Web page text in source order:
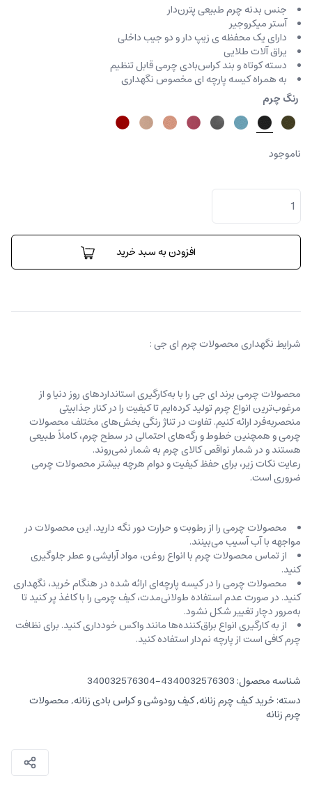
جنس بدنه چرم طبیعی پترن‌دار
آستر میکروجیر
دارای یک محفظه ی زیپ دار و دو جیب داخلی
یراق آلات طلایی
دسته کوتاه و بند کراس‌بادی چرمی قابل تنظیم
به همراه کیسه پارچه ای مخصوص نگهداری
رنگ چرم
ناموجود
کیف
کارینا
کوچک
عدد
افزودن به سبد خرید
شرایط نگهداری محصولات چرم ای جی :
محصولات چرمی برند ای جی را با به‌کارگیری استانداردهای روز دنیا و از
مرغوب‌ترین انواع چرم تولید کرده‌ایم تا کیفیت را در کنار جذابیتی
منحصربه‌فرد ارائه کنیم. تفاوت در تناژ رنگی بخش‌های مختلف محصولات
چرمی و همچنین خطوط و رگه‌‌های احتمالی در سطح چرم، کاملاً طبیعی
هستند و در شمار نواقص کالای چرم به شمار نمی‌روند.
رعایت نکات زیر، برای حفظ کیفیت و دوام هرچه بیشتر محصولات چرمی
ضروری است.
محصولات چرمی را از رطوبت و حرارت دور نگه دارید. این محصولات در
مواجهه با آب آسیب می‌بینند.
از تماس محصولات چرم با انواع روغن‌، مواد آرایشی و عطر جلوگیری
کنید.
محصولات چرمی را در کیسه‌ پارچه‌ای ارائه شده در هنگام خرید، ‌نگهداری
کنید. در صورت عدم استفاده طولانی‌مدت، کیف‌ چرمی را با کاغذ پر کنید تا
به‌مرور دچار تغییر شکل نشود.
از به کارگیری انواع براق‌کننده‌ها مانند واکس خودداری کنید. برای نظافت
چرم کافی است از پارچه‌ نم‌دار استفاده کنید.
شناسه محصول: 4340032576303-340032576304
دسته: خرید کیف چرم زنانه,کیف رودوشی و کراس بادی زنانه,محصولات
چرم زنانه